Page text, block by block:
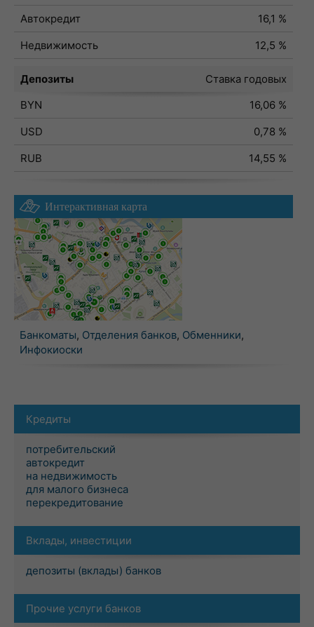
Автокредит
16,1 %
Недвижимость
12,5 %
Депозиты
Ставка годовых
BYN
16,06 %
USD
0,78 %
RUB
14,55 %
Интерактивная карта
Банкоматы, Отделения банков, Обменники,
Инфокиоски
Кредиты
потребительский
автокредит
на недвижимость
для малого бизнеса
перекредитование
Вклады, инвестиции
депозиты (вклады) банков
Прочие услуги банков